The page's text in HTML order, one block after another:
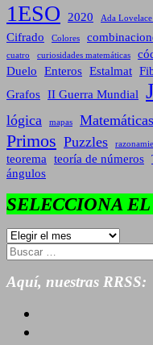
1ESO 2020 Ada
Cifrado Colores
cuatro curiosidades matemáticas
Duelo Enteros Estalmat
Grafos II Guerra Mundial
lógica mapas Matemáticas
Primos Puzzles
teorema teoría de números
ángulos
SELECCIONA
SELECCIONA
EL
MES
Buscar:
Aquí, nuestras RRSS: